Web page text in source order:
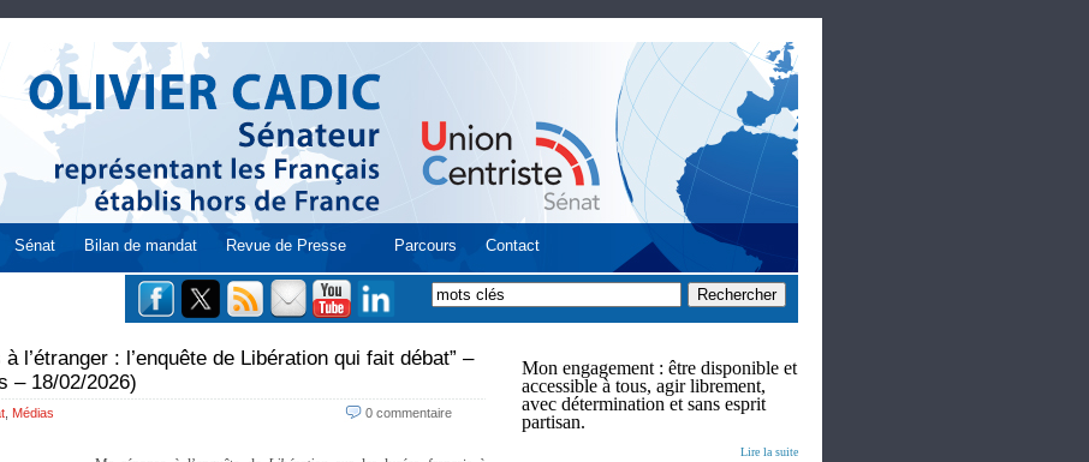
Sénat Bilan de mandat Revue de Presse Parcours Contact
l’étranger : l’enquête de Libération qui fait débat” –
– 18/02/2026)
Médias 0 commentaire
Mon engagement : être disponible et
accessible à tous, agir librement,
avec détermination et sans esprit
partisan.
Lire la suite